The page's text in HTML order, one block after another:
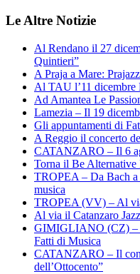
Le Altre Notizie
Al Rendano il 27
Quintieri”
A Praja a Mare:
Al TAU l’11 dicembre
Ad Amantea Le
Lamezia – Il 19
Gli appuntamenti di
A Reggio il concerto
CATANZARO – Il 6
Torna il Be Alternative
TROPEA – Da Bach a
musica
TROPEA (VV) – Al
Al via il Catanzaro
GIMIGLIANO (CZ) –
Fatti di Musica
CATANZARO – Il
dell’Ottocento”